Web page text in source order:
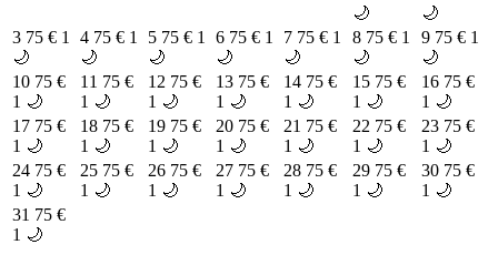
🌙
🌙
3 75 € 1
🌙
4 75 € 1
🌙
5 75 € 1
🌙
6 75 € 1
🌙
7 75 € 1
🌙
8 75 € 1
🌙
9 75 € 1
🌙
10 75 €
1 🌙
11 75 €
1 🌙
12 75 €
1 🌙
13 75 €
1 🌙
14 75 €
1 🌙
15 75 €
1 🌙
16 75 €
1 🌙
17 75 €
1 🌙
18 75 €
1 🌙
19 75 €
1 🌙
20 75 €
1 🌙
21 75 €
1 🌙
22 75 €
1 🌙
23 75 €
1 🌙
24 75 €
1 🌙
25 75 €
1 🌙
26 75 €
1 🌙
27 75 €
1 🌙
28 75 €
1 🌙
29 75 €
1 🌙
30 75 €
1 🌙
31 75 €
1 🌙